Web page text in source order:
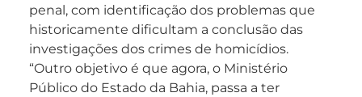
penal, com identificação dos problemas que
historicamente dificultam a conclusão das
investigações dos crimes de homicídios.
“Outro objetivo é que agora, o Ministério
Público do Estado da Bahia, passa a ter